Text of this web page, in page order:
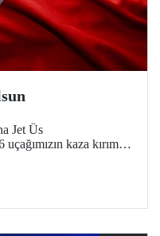
Jet Üs
kaza kırıma
ailesine ve